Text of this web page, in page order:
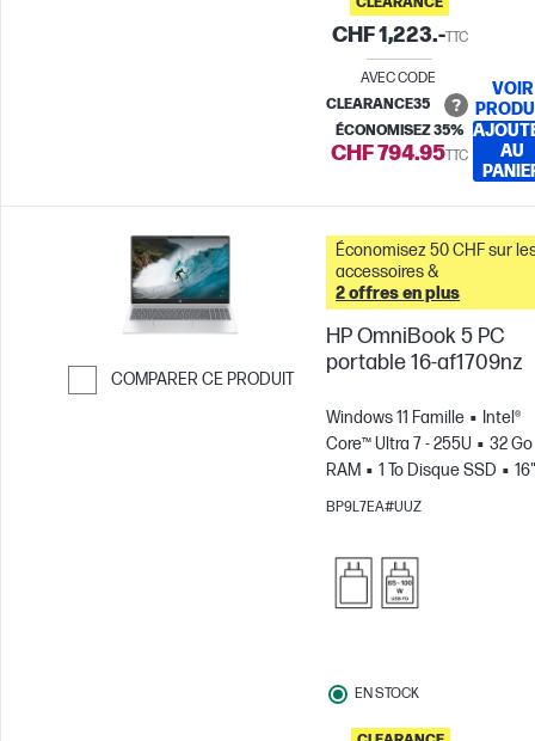
CHF 1,223.-TTC
AVEC CODE
CLEARANCE35
ÉCONOMISEZ 35%
CHF 794.95TTC
VOIR
AU
COMPARER CE PRODUIT
Économisez 50 CHF sur
accessoires &
2 offres en plus
HP OmniBook 5 PC
portable 16-af1709nz
Windows 11 Famille
Intel®
Core™ Ultra 7 - 255U
32 Go
RAM
1 To Disque SSD
16"
2K
Carte graphique Intel®
BP9L7EA#UUZ
EN STOCK